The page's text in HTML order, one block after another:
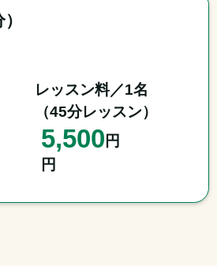
レッスン料／1名
（45分レッスン）
5,500 円
円